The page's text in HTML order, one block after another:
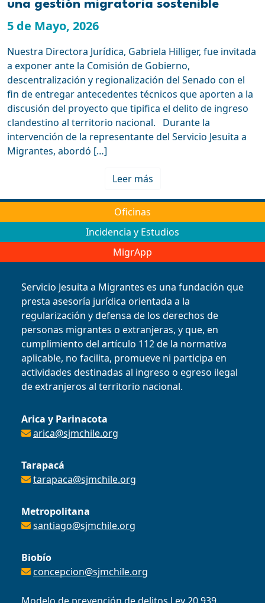
una gestión migratoria sostenible
5 de Mayo, 2026
Nuestra Directora Jurídica, Gabriela Hilliger, fue invitada
a exponer ante la Comisión de Gobierno,
descentralización y regionalización del Senado con el
fin de entregar antecedentes técnicos que aporten a la
discusión del proyecto que tipifica el delito de ingreso
clandestino al territorio nacional. Durante la
intervención de la representante del Servicio Jesuita a
Migrantes, abordó […]
Leer más
Oficinas
Incidencia y Estudios
MigrApp
Servicio Jesuita a Migrantes es una fundación que
presta asesoría jurídica orientada a la
regularización y defensa de los derechos de
personas migrantes o extranjeras, y que, en
cumplimiento del artículo 112 de la normativa
aplicable, no facilita, promueve ni participa en
actividades destinadas al ingreso o egreso ilegal
de extranjeros al territorio nacional.
Arica y Parinacota
arica@sjmchile.org
Tarapacá
tarapaca@sjmchile.org
Metropolitana
santiago@sjmchile.org
Biobío
concepcion@sjmchile.org